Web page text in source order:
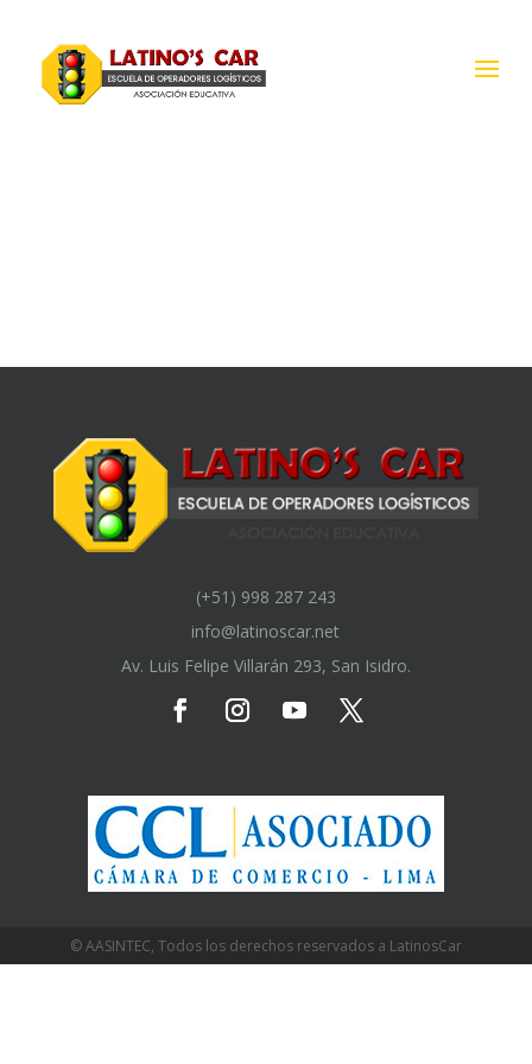
(+51) 998 287 243
info@latinoscar.net
Av. Luis Felipe Villarán 293, San Isidro.
© AASINTEC, Todos los derechos reservados a LatinosCar